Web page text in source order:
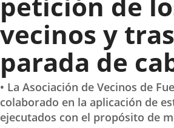
vecinos y
parada de
• La Asociación de Vecinos de
colaborado en la aplicación de
ejecutados con el propósito de